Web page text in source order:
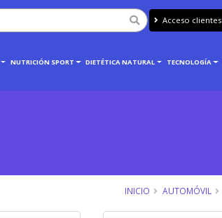
Acceso clientes
NUTRICIÓN SPORT DIETÉTICA NATURAL TECNOLOGÍA
INICIO AUTOMÓVIL